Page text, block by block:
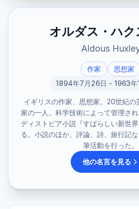
オルダス・ハク
Aldous
作家
思想家
1894年7月26日 - 1963年
イギリスの作家、思想家。20世紀の
家の一人。科学技術によって管理さ
ディストピア小説『すばらしい新世
る。小説のほか、評論、詩、旅行記
筆活動を行った。
他の名言を見る